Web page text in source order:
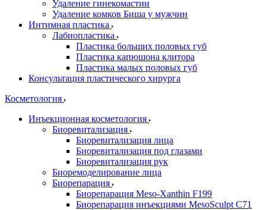
Удаление гинекомастии
Удаление комков Биша у мужчин
Интимная пластика
Лабиопластика
Пластика больших половых губ
Пластика капюшона клитора
Пластика малых половых губ
Консультация пластического хирурга
Косметология
Инъекционная косметология
Биоревитализация
Биоревитализация лица
Биоревитализация под глазами
Биоревитализация рук
Биоремоделирование лица
Биорепарация
Биорепарация Meso-Xanthin F199
Биорепарация инъекциями MesoSculpt C71